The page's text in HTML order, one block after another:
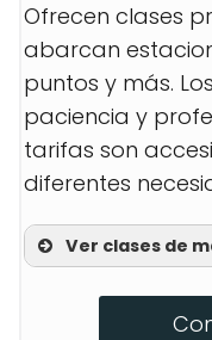
Ofrecen clases
abarcan
puntos y más.
paciencia y
tarifas son
diferentes
Ver clases de
paralelo